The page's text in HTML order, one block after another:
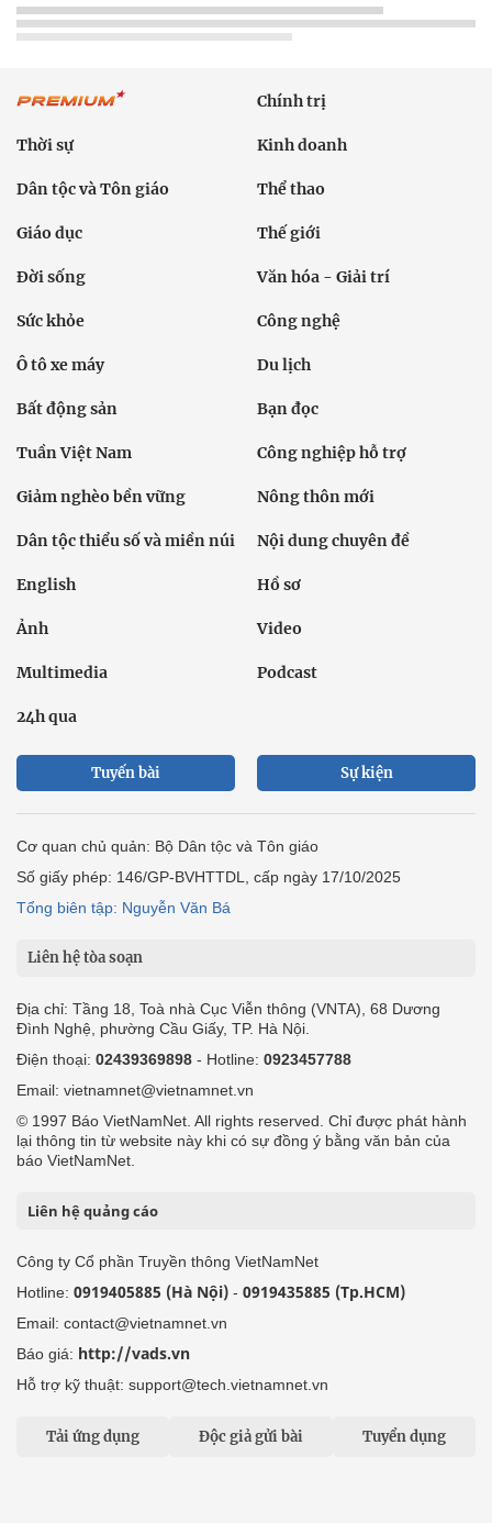
Chính trị
Thời sự Kinh doanh
Dân tộc và Tôn giáo Thể thao
Giáo dục Thế giới
Đời sống Văn hóa - Giải trí
Sức khỏe Công nghệ
Ô tô xe máy Du lịch
Bất động sản Bạn đọc
Tuần Việt Nam Công nghiệp hỗ trợ
Giảm nghèo bền vững Nông thôn mới
Dân tộc thiểu số và miền núi Nội dung chuyên đề
English Hồ sơ
Ảnh Video
Multimedia Podcast
24h qua
Tuyến bài Sự kiện
Cơ quan chủ quản: Bộ Dân tộc và Tôn giáo
Số giấy phép: 146/GP-BVHTTDL, cấp ngày 17/10/2025
Tổng biên tập: Nguyễn Văn Bá
Liên hệ tòa soạn
Địa chỉ: Tầng 18, Toà nhà Cục Viễn thông (VNTA), 68 Dương
Đình Nghệ, phường Cầu Giấy, TP. Hà Nội.
Điện thoại: 02439369898 - Hotline: 0923457788
Email: vietnamnet@vietnamnet.vn
© 1997 Báo VietNamNet. All rights reserved. Chỉ được phát hành
lại thông tin từ website này khi có sự đồng ý bằng văn bản của
báo VietNamNet.
Liên hệ quảng cáo
Công ty Cổ phần Truyền thông VietNamNet
Hotline: 0919405885 (Hà Nội) - 0919435885 (Tp.HCM)
Email: contact@vietnamnet.vn
Báo giá: http://vads.vn
Hỗ trợ kỹ thuật: support@tech.vietnamnet.vn
Tải ứng dụng Độc giả gửi bài Tuyển dụng